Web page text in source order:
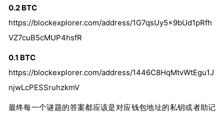
0.2 BTC
https://blockexplorer.com/address/1G7qsUy5x9bUd1pRfh
VZ7cuB5cMUP4hsfR
0.1 BTC
https://blockexplorer.com/address/1446C8HqMtvWtEgu1J
njwLcPESSruhzkmV
最终每一个谜题的答案都应该是对应钱包地址的私钥或者助记